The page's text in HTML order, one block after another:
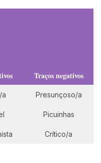
Traços negativos
a Presunçoso/a
Picuinhas
Crítico/a